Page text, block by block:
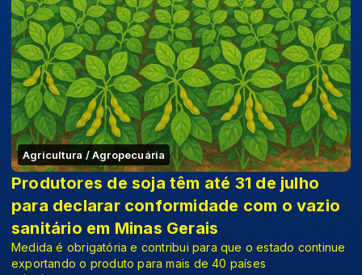
Agricultura / Agropecuária
Produtores de soja têm até 31 de julho
para declarar conformidade com o vazio
sanitário em Minas Gerais
Medida é obrigatória e contribui para que o estado continue
exportando o produto para mais de 40 países